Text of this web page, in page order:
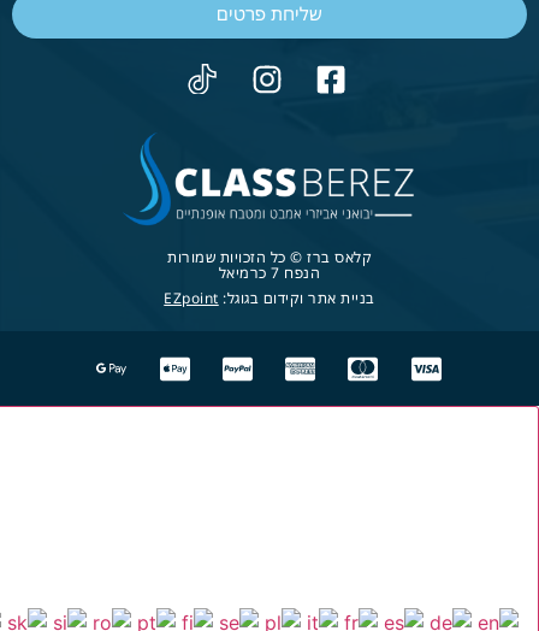
שליחת פרטים
קלאס ברז © כל הזכויות שמורות
הנפח 7 כרמיאל
בניית אתר וקידום בגוגל: EZpoint